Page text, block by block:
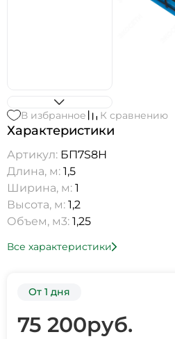
В избранное К сравнению
Характеристики
Артикул: БП7S8Н
Длина, м: 1,5
Ширина, м: 1
Высота, м: 1,2
Объем, м3: 1,25
Все характеристики
От 1 дня
75 200руб.